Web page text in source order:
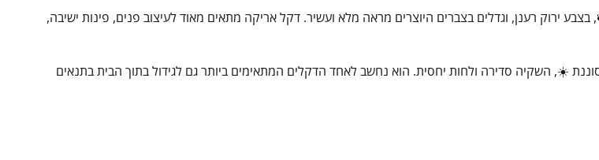
בצבע ירוק רענן, וגדלים בצברים היוצרים מראה מלא ועשיר. דקל אריקה מתאים מאוד לעיצוב פנים, פינות ישיבה,
☀️, השקיה סדירה ולחות יחסית. הוא נחשב לאחד הדקלים המתאימים ביותר גם לגידול בתוך הבית בתנאים